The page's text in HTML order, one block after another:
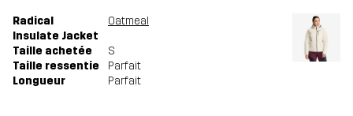
Radical
Insulate Jacket
Oatmeal
Taille achetée
S
Taille ressentie
Parfait
Longueur
Parfait